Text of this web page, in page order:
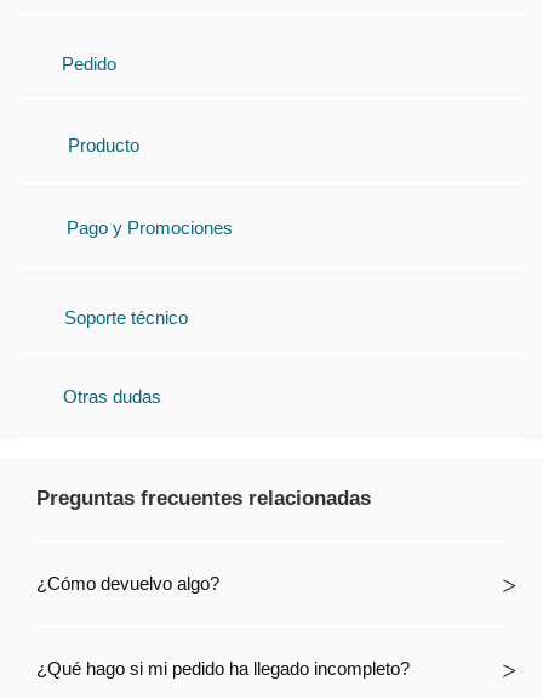
Pedido
Producto
Pago y Promociones
Soporte técnico
Otras dudas
Preguntas frecuentes relacionadas
¿Cómo devuelvo algo?
¿Qué hago si mi pedido ha llegado incompleto?